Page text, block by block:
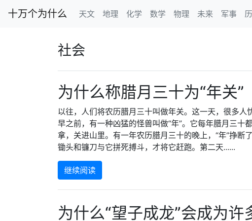
十万个为什么 天文 地理 化学 数学 物理 未来 军事
社会
为什么称腊月三十为“年关”
以往，人们将农历腊月三十叫做年关。这一天，很多
早之前，有一种凶猛的怪兽叫做“年”。它每年腊月三十
拿，关进山里。有一年农历腊月三十的晚上，“年”挣
锄头和镰刀与它拼死搏斗，才将它赶跑。第二天......
继续阅读
为什么“望子成龙”会成为